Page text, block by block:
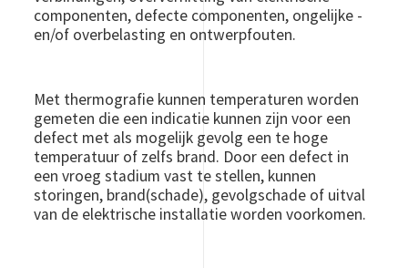
componenten, defecte componenten, ongelijke -
en/of overbelasting en ontwerpfouten.
Met thermografie kunnen temperaturen worden
gemeten die een indicatie kunnen zijn voor een
defect met als mogelijk gevolg een te hoge
temperatuur of zelfs brand. Door een defect in
een vroeg stadium vast te stellen, kunnen
storingen, brand(schade), gevolgschade of uitval
van de elektrische installatie worden voorkomen.